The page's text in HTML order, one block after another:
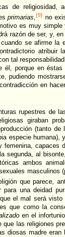
de religiosidad,
primarias,{9} no
es muy simple
razón de ser, y,
se afirme la
atribuir
tal
él, porque en
pudiendo
en
rupestres de
giraban
(tanto
especie humana),
femenina, capaces
segunda, al
ambos
masculinos
que parece,
una deidad
el mal será
que como la
en el
que las religiones
diosas madre eran